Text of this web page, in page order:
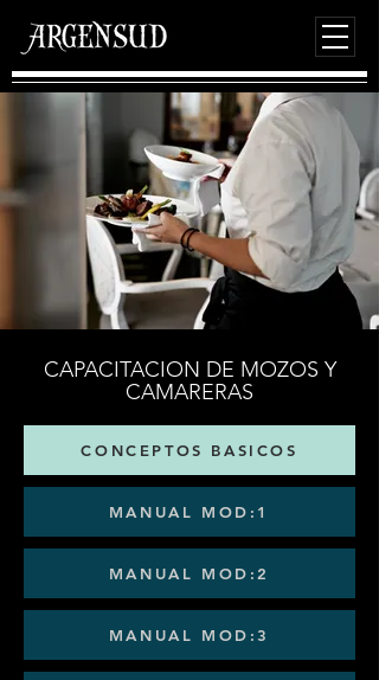
CAPACITACION DE MOZOS Y
CAMARERAS
CONCEPTOS BASICOS
MANUAL MOD:1
MANUAL MOD:2
MANUAL MOD:3